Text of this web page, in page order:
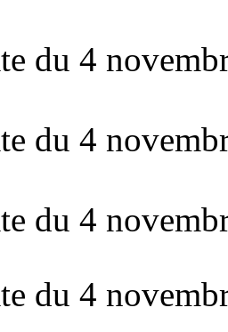
du 4
du 4
du 4
du 4